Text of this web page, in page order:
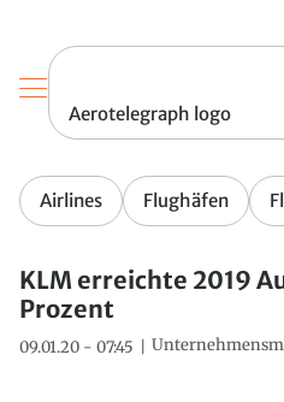
Aerotelegraph logo
Airlines Flughäfen
KLM erreichte 2019
Prozent
09.01.20 - 07:45